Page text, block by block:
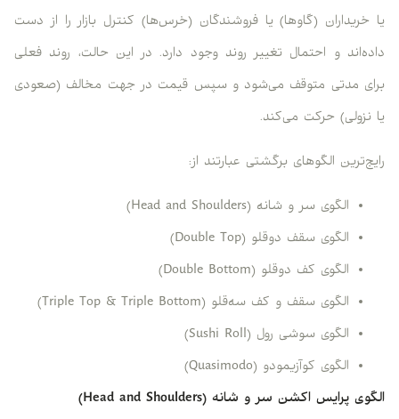
یا خریداران (گاوها) یا فروشندگان (خرس‌ها) کنترل بازار را از دست
داده‌اند و احتمال تغییر روند وجود دارد. در این حالت، روند فعلی
برای مدتی متوقف می‌شود و سپس قیمت در جهت مخالف (صعودی
یا نزولی) حرکت می‌کند.
رایج‌ترین الگوهای برگشتی عبارتند از:
الگوی سر و شانه (Head and Shoulders)
الگوی سقف دوقلو (Double Top)
الگوی کف دوقلو (Double Bottom)
الگوی سقف و کف سه‌قلو (Triple Top & Triple Bottom)
الگوی سوشی رول (Sushi Roll)
الگوی کوآزیمودو (Quasimodo)
الگوی پرایس اکشن سر و شانه (Head and Shoulders)